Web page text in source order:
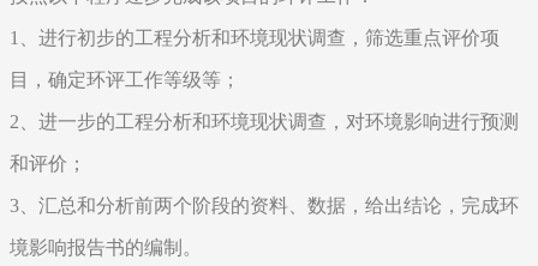
1、进行初步的工程分析和环境现状调查，筛选重点评价项
目，确定环评工作等级等；
2、进一步的工程分析和环境现状调查，对环境影响进行预测
和评价；
3、汇总和分析前两个阶段的资料、数据，给出结论，完成环
境影响报告书的编制。